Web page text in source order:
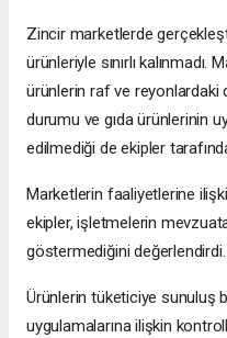
Zincir marketlerde
ürünleriyle sınırlı
ürünlerin raf ve reyonlardaki
durumu ve gıda ürünlerinin
edilmediği de ekipler
Marketlerin faaliyetlerine
ekipler, işletmelerin
göstermediğini değerlendirdi.
Ürünlerin tüketiciye sunuluş
uygulamalarına ilişkin